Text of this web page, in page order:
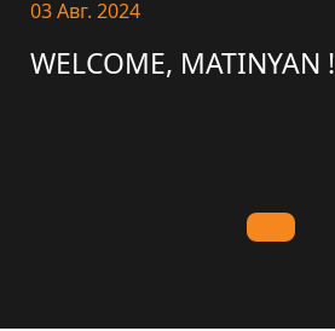
03 Авг. 2024
WELCOME, MATINYAN !